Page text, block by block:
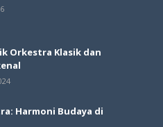
Orkestra Klasik dan
Harmoni Budaya di